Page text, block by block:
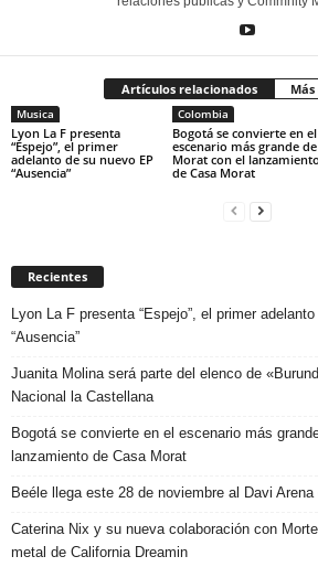
Artículos relacionados
Musica
Lyon La F presenta
“Espejo”, el primer
adelanto de su nuevo EP
“Ausencia”
Colombia
Bogotá se convierte en el
escenario más grande de
Morat con el lanzamiento
de Casa Morat
Recientes
Lyon La F presenta “Espejo”, el primer
“Ausencia”
Juanita Molina será parte del elenco de
Nacional la Castellana
Bogotá se convierte en el escenario más
lanzamiento de Casa Morat
Beéle llega este 28 de noviembre al Davi
Caterina Nix y su nueva colaboración con
metal de California Dreamin